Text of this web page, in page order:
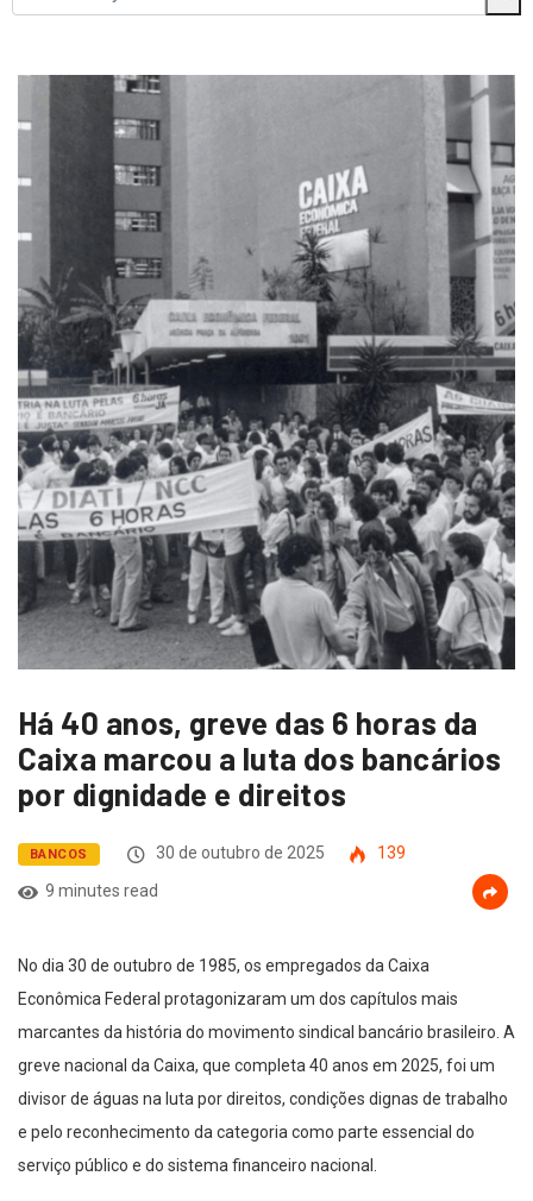
Há 40 anos, greve das 6 horas da
Caixa marcou a luta dos bancários
por dignidade e direitos
BANCOS 30 de outubro de 2025
139
9 minutes read
No dia 30 de outubro de 1985, os empregados da Caixa
Econômica Federal protagonizaram um dos capítulos mais
marcantes da história do movimento sindical bancário brasileiro. A
greve nacional da Caixa, que completa 40 anos em 2025, foi um
divisor de águas na luta por direitos, condições dignas de trabalho
e pelo reconhecimento da categoria como parte essencial do
serviço público e do sistema financeiro nacional.